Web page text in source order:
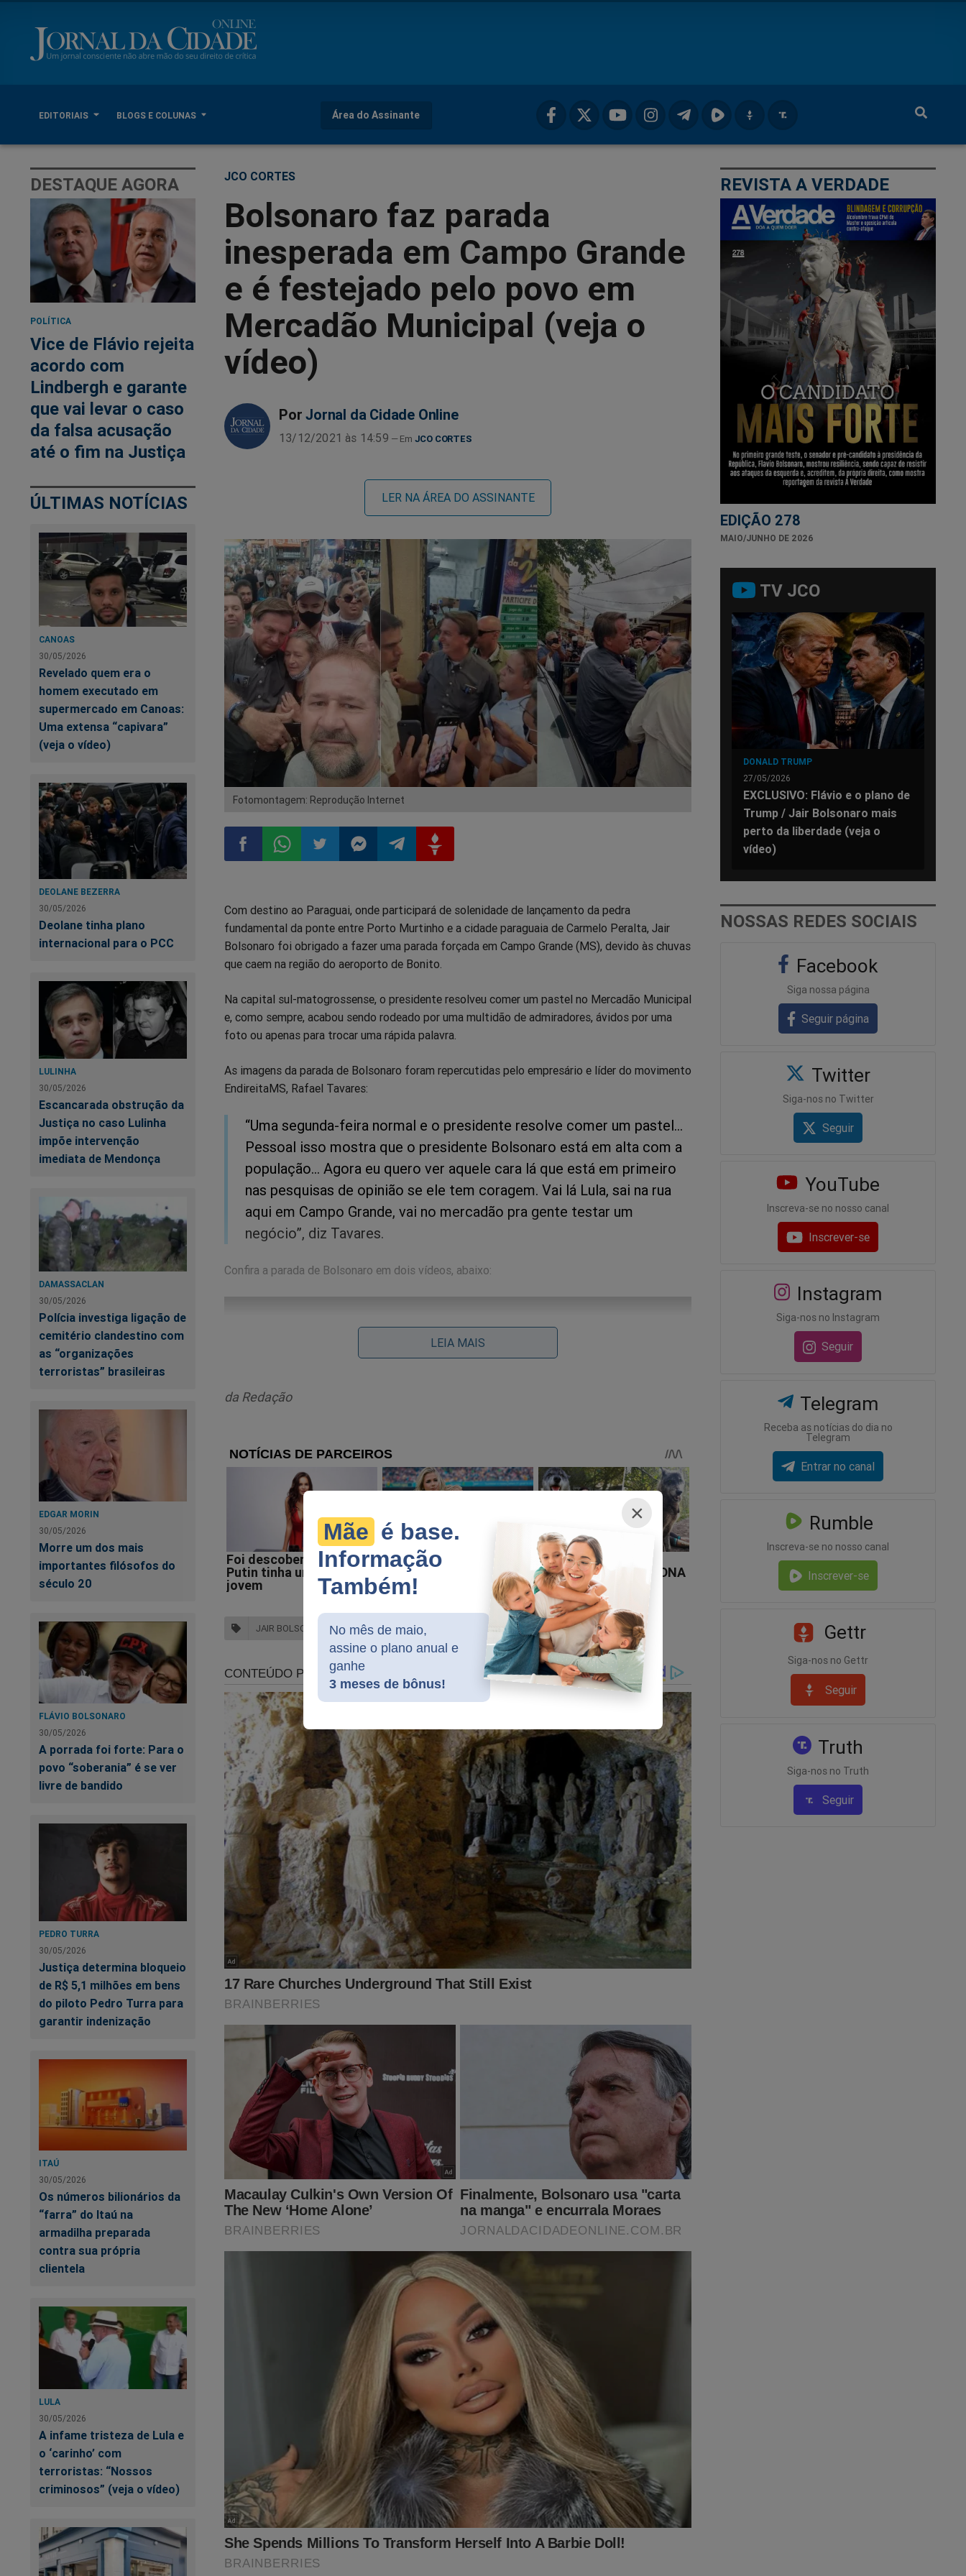
EDITORIAIS BLOGS E COLUNAS Área do Assinante
×
Mãe é base.
Informação
Também!
No mês de maio,
assine o plano anual e
ganhe
3 meses de bônus!
DESTAQUE AGORA
POLÍTICA
Vice de Flávio rejeita
acordo com
Lindbergh e garante
que vai levar o caso
da falsa acusação
até o fim na Justiça
ÚLTIMAS NOTÍCIAS
CANOAS
30/05/2026
Revelado quem era o
homem executado em
supermercado em Canoas:
Uma extensa “capivara”
(veja o vídeo)
DEOLANE BEZERRA
30/05/2026
Deolane tinha plano
internacional para o PCC
LULINHA
30/05/2026
Escancarada obstrução da
Justiça no caso Lulinha
impõe intervenção
imediata de Mendonça
DAMASSACLAN
30/05/2026
Polícia investiga ligação de
cemitério clandestino com
as “organizações
terroristas” brasileiras
EDGAR MORIN
30/05/2026
Morre um dos mais
importantes filósofos do
século 20
FLÁVIO BOLSONARO
30/05/2026
A porrada foi forte: Para o
povo “soberania” é se ver
livre de bandido
PEDRO TURRA
30/05/2026
Justiça determina bloqueio
de R$ 5,1 milhões em bens
do piloto Pedro Turra para
garantir indenização
ITAÚ
30/05/2026
Os números bilionários da
“farra” do Itaú na
armadilha preparada
contra sua própria
clientela
LULA
30/05/2026
A infame tristeza de Lula e
o ‘carinho’ com
terroristas: “Nossos
criminosos” (veja o vídeo)
JCO CORTES
Bolsonaro faz parada
inesperada em Campo Grande
e é festejado pelo povo em
Mercadão Municipal (veja o
vídeo)
Por Jornal da Cidade Online
13/12/2021 às 14:59 JCO CORTES
LER NA ÁREA DO ASSINANTE
Fotomontagem: Reprodução Internet
no
Facebook
no
Whatsapp
no
Twitter
no
Messenger
no
Telegram
no
Gettr
Com destino ao Paraguai, onde participará de solenidade de lançamento da pedra
fundamental da ponte entre Porto Murtinho e a cidade paraguaia de Carmelo Peralta, Jair
Bolsonaro foi obrigado a fazer uma parada forçada em Campo Grande (MS), devido às chuvas
que caem na região do aeroporto de Bonito.
Na capital sul-matogrossense, o presidente resolveu comer um pastel no Mercadão Municipal
e, como sempre, acabou sendo rodeado por uma multidão de admiradores, ávidos por uma
foto ou apenas para trocar uma rápida palavra.
As imagens da parada de Bolsonaro foram repercutidas pelo empresário e líder do movimento
EndireitaMS, Rafael Tavares:
“Uma segunda-feira normal e o presidente resolve comer um pastel…
Pessoal isso mostra que o presidente Bolsonaro está em alta com a
população... Agora eu quero ver aquele cara lá que está em primeiro
nas pesquisas de opinião se ele tem coragem. Vai lá Lula, sai na rua
aqui em Campo Grande, vai no mercadão pra gente testar um
negócio”, diz Tavares.
Confira a parada de Bolsonaro em dois vídeos, abaixo:
Rui Costa visita região de enchentes e é hostilizado pela população
O Jornal da Cidade Online está sendo vítima da Censura.
O Tribunal Superior Eleitoral (TSE) determinou a desmonetização do site.
Um ato cruel... Um "tapa na cara" da democracia.
Neste momento, onde estamos assistindo a liberdade de expressão ser devastada e
conservadores sendo calados, precisamos da ajuda de todos os patriotas...
Faça a assinatura do JCO agora e tenha acesso ao conteúdo exclusivo da destemida Revista
A Verdade.
Clique no link abaixo:
https://assinante.jornaldacidadeonline.com.br/apresentacao
Lançamos também uma loja virtual com camisetas, bandeiras e faixas (Todos com FRETE
GRÁTIS).
Ajude-nos! Compre no Shopping Conservador:
https://www.shoppingconservador.com.br/
Caso queira, doe qualquer valor ao Jornal da Cidade Online pelo PIX (chave:
pix@jornaldacidadeonline.com.br ou 16.434.831/0001-01).
LEIA MAIS
da Redação
JAIR BOLSONARO CAMPO GRANDE PORTO MURTINHO
REVISTA A VERDADE
EDIÇÃO 278
MAIO/JUNHO DE 2026
TV JCO
DONALD TRUMP
27/05/2026
EXCLUSIVO: Flávio e o plano de
Trump / Jair Bolsonaro mais
perto da liberdade (veja o
vídeo)
NOSSAS REDES SOCIAIS
Facebook
Siga nossa página
Seguir página
Twitter
Siga-nos no Twitter
Seguir
YouTube
Inscreva-se no nosso canal
Inscrever-se
Instagram
Siga-nos no Instagram
Seguir
Telegram
Receba as notícias do dia no
Telegram
Entrar no canal
Rumble
Inscreva-se no nosso canal
Inscrever-se
Gettr
Siga-nos no Gettr
Seguir
Truth
Siga-nos no Truth
Seguir